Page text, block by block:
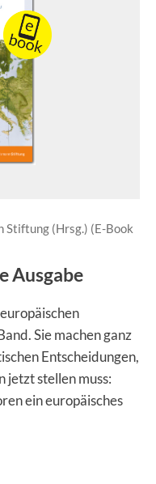
(Hrsg.) (E-Book
Ausgabe
Sie machen ganz
Entscheidungen,
jetzt stellen muss:
ein europäisches